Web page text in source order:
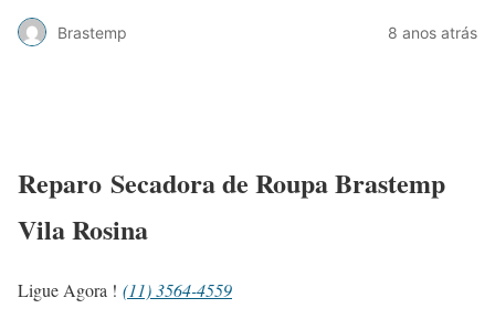
Brastemp 8 anos atrás
Reparo Secadora de Roupa Brastemp
Vila Rosina
Ligue Agora ! (11) 3564-4559